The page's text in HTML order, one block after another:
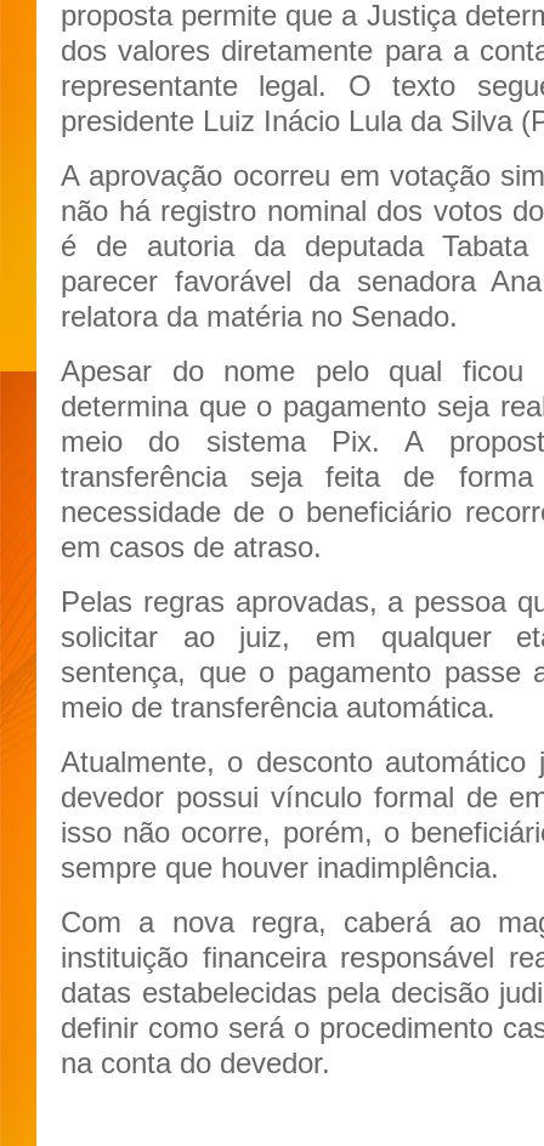
proposta permite que a Justiça
dos valores diretamente para a
representante legal. O texto
presidente Luiz Inácio Lula da Silva
A aprovação ocorreu em votação
não há registro nominal dos votos
é de autoria da deputada
parecer favorável da senadora
relatora da matéria no Senado.
Apesar do nome pelo qual ficou
determina que o pagamento seja
meio do sistema Pix. A
transferência seja feita de
necessidade de o beneficiário
em casos de atraso.
Pelas regras aprovadas, a pessoa
solicitar ao juiz, em qualquer
sentença, que o pagamento passe
meio de transferência automática.
Atualmente, o desconto
devedor possui vínculo formal de
isso não ocorre, porém, o
sempre que houver inadimplência.
Com a nova regra, caberá ao
instituição financeira responsável
datas estabelecidas pela decisão
definir como será o procedimento
na conta do devedor.